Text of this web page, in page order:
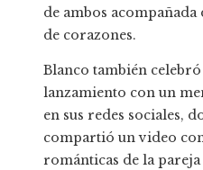
de ambos
de corazones.
Blanco también
lanzamiento con un
en sus redes sociales,
compartió un video
románticas de la